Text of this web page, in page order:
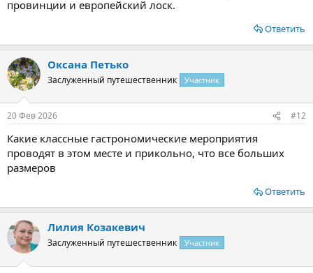
провинции и европейский лоск.
Ответить
Оксана Петько
Заслуженный путешественник Участник
20 Фев 2026 #12
Какие классные гастрономические мероприятия
проводят в этом месте и прикольно, что все больших
размеров
Ответить
Лилия Козакевич
Заслуженный путешественник Участник